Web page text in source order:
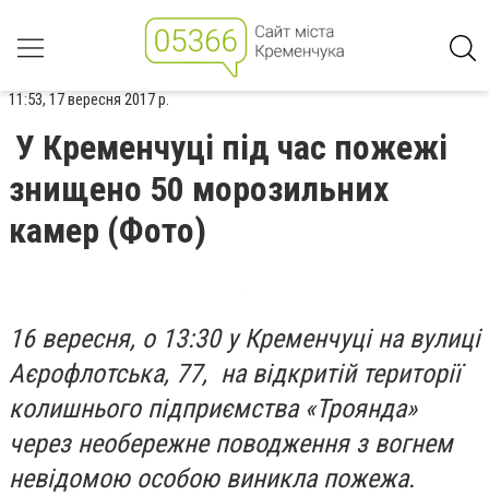
11:53, 17 вересня 2017 р.
У Кременчуці під час пожежі
знищено 50 морозильних
камер (Фото)
16 вересня, о 13:30 у Кременчуці на вулиці
Аєрофлотська, 77, на відкритій території
колишнього підприємства «Троянда»
через необережне поводження з вогнем
невідомою особою виникла пожежа.